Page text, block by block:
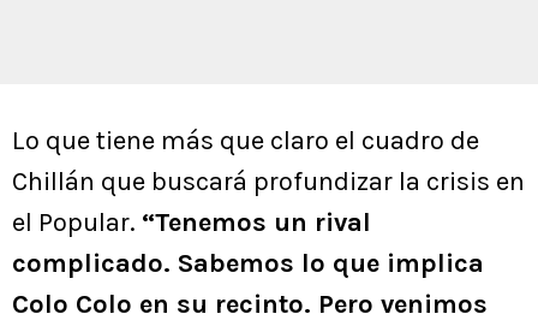
Lo que tiene más que claro el cuadro de
Chillán que buscará profundizar la crisis en
el Popular. “Tenemos un rival
complicado. Sabemos lo que implica
Colo Colo en su recinto. Pero venimos